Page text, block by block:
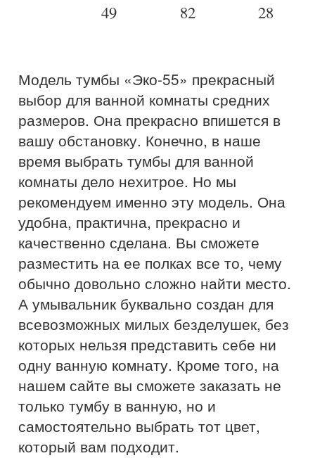
49 82 28
Модель тумбы «Эко-55» прекрасный
выбор для ванной комнаты средних
размеров. Она прекрасно впишется в
вашу обстановку. Конечно, в наше
время выбрать тумбы для ванной
комнаты дело нехитрое. Но мы
рекомендуем именно эту модель. Она
удобна, практична, прекрасно и
качественно сделана. Вы сможете
разместить на ее полках все то, чему
обычно довольно сложно найти место.
А умывальник буквально создан для
всевозможных милых безделушек, без
которых нельзя представить себе ни
одну ванную комнату. Кроме того, на
нашем сайте вы сможете заказать не
только тумбу в ванную, но и
самостоятельно выбрать тот цвет,
который вам подходит.